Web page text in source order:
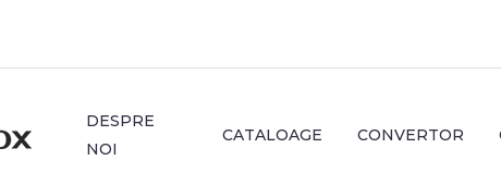
DESPRE
NOI
CATALOAGE CONVERTOR